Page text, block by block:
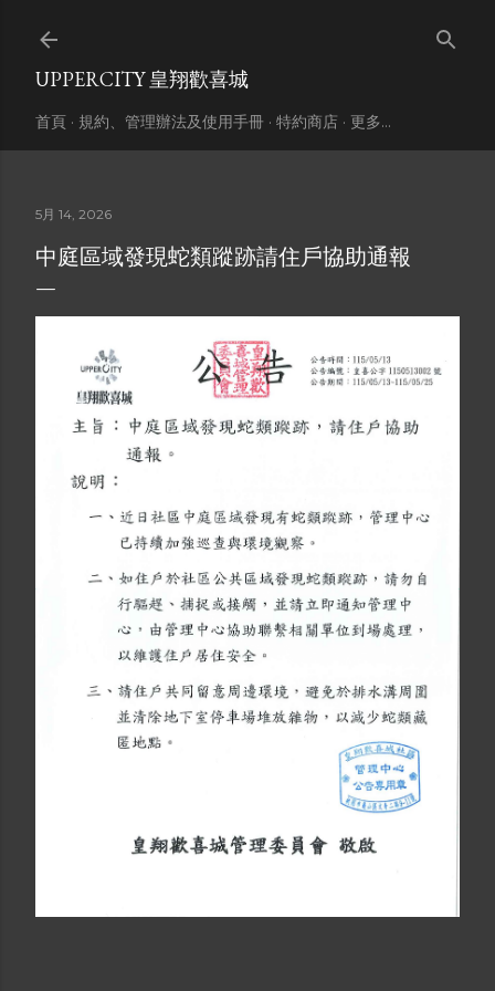
UPPERCITY 皇翔歡喜城
首頁 規約、管理辦法及使用手冊 特約商店 更多…
5月 14, 2026
中庭區域發現蛇類蹤跡請住戶協助通報